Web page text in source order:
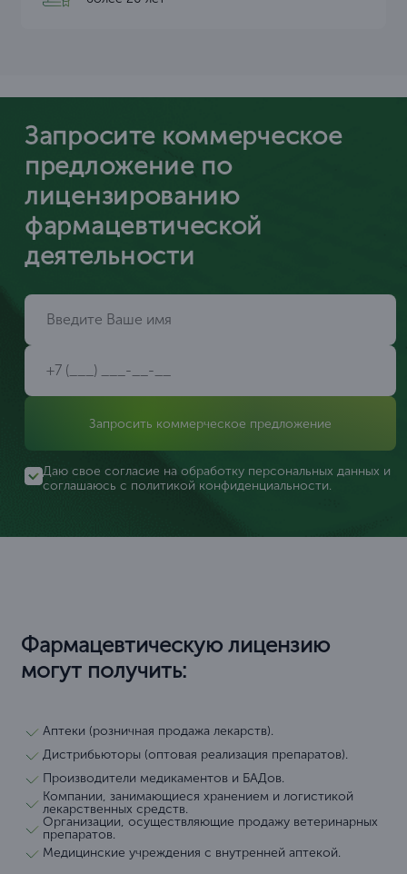
Запросите коммерческое
предложение по
лицензированию
фармацевтической
деятельности
Запросить коммерческое предложение
Даю свое согласие на обработку персональных данных и
соглашаюсь с политикой конфиденциальности.
Фармацевтическую лицензию
могут получить:
Аптеки (розничная продажа лекарств).
Дистрибьюторы (оптовая реализация препаратов).
Производители медикаментов и БАДов.
Компании, занимающиеся хранением и логистикой
лекарственных средств.
Организации, осуществляющие продажу ветеринарных
препаратов.
Медицинские учреждения с внутренней аптекой.